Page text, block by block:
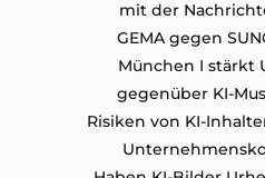
mit der
GEMA gegen
München I stärkt
gegenüber KI-
Risiken von KI-